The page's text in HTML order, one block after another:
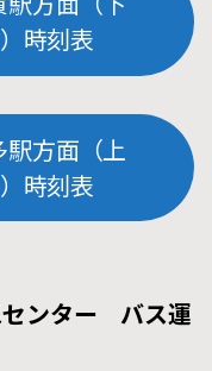
時刻表
方面（上
時刻表
ンター バス運